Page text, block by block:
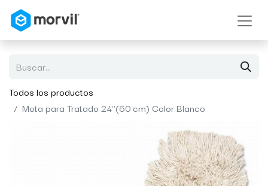
Todos los productos
Mota para Tratado 24''(60 cm) Color Blanco